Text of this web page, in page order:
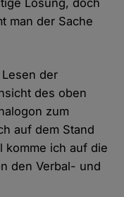
Lösung, doch
man der Sache
der
des oben
zum
auf dem Stand
komme ich auf die
den Verbal- und